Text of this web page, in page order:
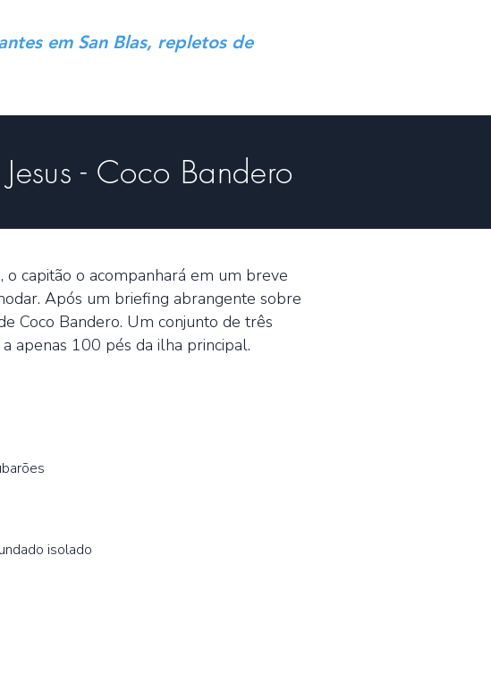
em San Blas, repletos de
- Coco Bandero
capitão o acompanhará em um breve
Após um briefing abrangente sobre
Coco Bandero. Um conjunto de três
apenas 100 pés da ilha principal.
isolado